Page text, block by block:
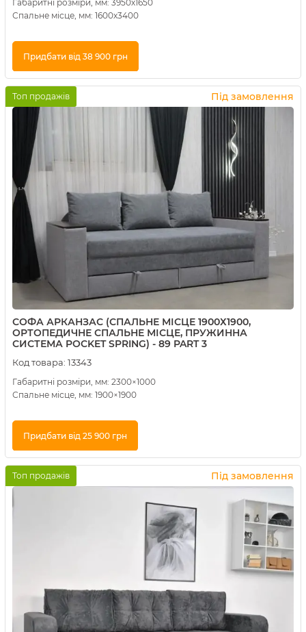
Габаритні розміри, мм: 3950х1650
Спальне місце, мм: 1600х3400
Придбати від 38 900 грн
Купити в 1 клік
Під замовлення
Топ продажів
СОФА АРКАНЗАС (СПАЛЬНЕ МІСЦЕ 1900Х1900,
ОРТОПЕДИЧНЕ СПАЛЬНЕ МІСЦЕ, ПРУЖИННА
СИСТЕМА POCKET SPRING) - 89 PART 3
Код товара: 13343
Габаритні розміри, мм: 2300×1000
Спальне місце, мм: 1900×1900
Придбати від 25 900 грн
Купити в 1 клік
Під замовлення
Топ продажів